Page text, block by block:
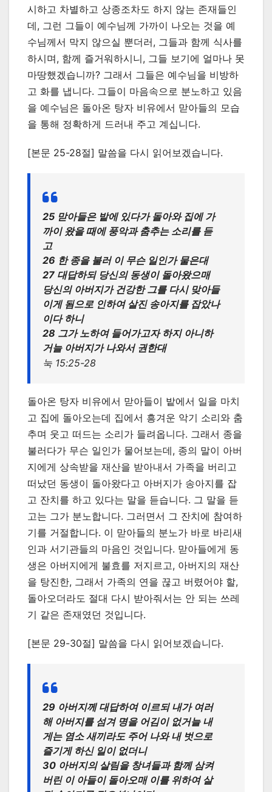
시하고 차별하고 상종조차도 하지 않는 존재들인
데, 그런 그들이 예수님께 가까이 나오는 것을 예
수님께서 막지 않으실 뿐더러, 그들과 함께 식사를
하시며, 함께 즐거워하시니, 그들 보기에 얼마나 못
마땅했겠습니까? 그래서 그들은 예수님을 비방하
고 화를 냅니다. 그들이 마음속으로 분노하고 있음
을 예수님은 돌아온 탕자 비유에서 맏아들의 모습
을 통해 정확하게 드러내 주고 계십니다.
[본문 25-28절] 말씀을 다시 읽어보겠습니다.
25 맏아들은 밭에 있다가 돌아와 집에 가
까이 왔을 때에 풍악과 춤추는 소리를 듣
고
26 한 종을 불러 이 무슨 일인가 물은대
27 대답하되 당신의 동생이 돌아왔으매
당신의 아버지가 건강한 그를 다시 맞아들
이게 됨으로 인하여 살진 송아지를 잡았나
이다 하니
28 그가 노하여 들어가고자 하지 아니하
거늘 아버지가 나와서 권한대
눅 15:25-28
돌아온 탕자 비유에서 맏아들이 밭에서 일을 마치
고 집에 돌아오는데 집에서 흥겨운 악기 소리와 춤
추며 웃고 떠드는 소리가 들려옵니다. 그래서 종을
불러다가 무슨 일인가 물어보는데, 종의 말이 아버
지에게 상속받을 재산을 받아내서 가족을 버리고
떠났던 동생이 돌아왔다고 아버지가 송아지를 잡
고 잔치를 하고 있다는 말을 듣습니다. 그 말을 듣
고는 그가 분노합니다. 그러면서 그 잔치에 참여하
기를 거절합니다. 이 맏아들의 분노가 바로 바리새
인과 서기관들의 마음인 것입니다. 맏아들에게 동
생은 아버지에게 불효를 저지르고, 아버지의 재산
을 탕진한, 그래서 가족의 연을 끊고 버렸어야 할,
돌아오더라도 절대 다시 받아줘서는 안 되는 쓰레
기 같은 존재였던 것입니다.
[본문 29-30절] 말씀을 다시 읽어보겠습니다.
29 아버지께 대답하여 이르되 내가 여러
해 아버지를 섬겨 명을 어김이 없거늘 내
게는 염소 새끼라도 주어 나와 내 벗으로
즐기게 하신 일이 없더니
30 아버지의 살림을 창녀들과 함께 삼켜
버린 이 아들이 돌아오매 이를 위하여 살